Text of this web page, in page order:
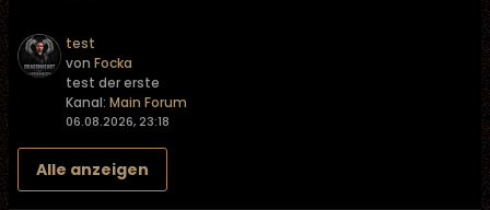
test
von Focka
test der erste
Kanal: Main Forum
06.08.2026, 23:18
Alle anzeigen